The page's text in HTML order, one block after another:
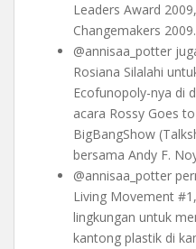
Leaders Award
Changemakers 2009.
@annisaa_potter
Rosiana Silalahi
Ecofunopoly-nya di
acara Rossy Goes
BigBangShow
bersama Andy F.
@annisaa_potter
Living Movement
lingkungan untuk
kantong plastik di